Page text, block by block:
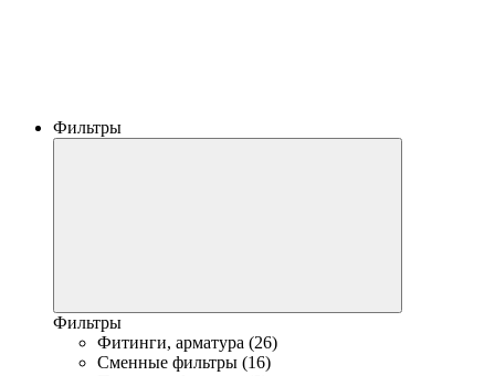
Фильтры
Фильтры
Фитинги, арматура (26)
Сменные фильтры (16)